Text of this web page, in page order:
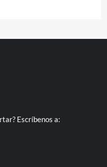
Escríbenos a: